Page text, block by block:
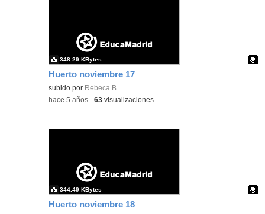
Huerto noviembre 17
Contenido educativo.
subido por Rebeca B.
348.29 KBytes
-hace 5 años -63 visualizaciones
Huerto noviembre 18
344.49 KBytes